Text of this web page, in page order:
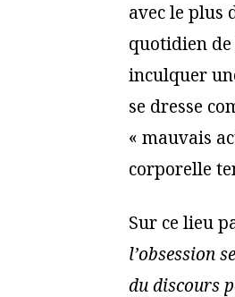
avec le plus
quotidien de
inculquer
se dresse
« mauvais
corporelle
Sur ce lieu
l’obsession
du discours